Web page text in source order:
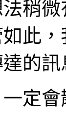
稍
此
的訊
定